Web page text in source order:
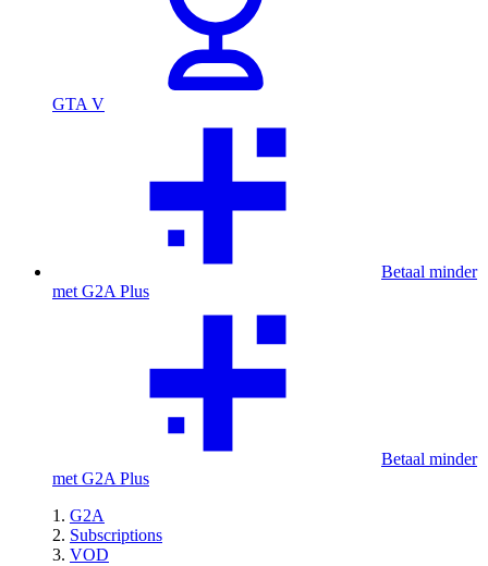
GTA V
Betaal minder
met G2A Plus
Betaal minder
met G2A Plus
G2A
Subscriptions
VOD